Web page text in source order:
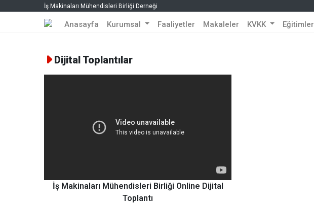
İş Makinaları Mühendisleri Birliği Derneği
Anasayfa Kurumsal Faaliyetler Makaleler KVKK Eğitimler
Dijital Toplantılar
İş Makinaları Mühendisleri Birliği Online Dijital
Toplantı